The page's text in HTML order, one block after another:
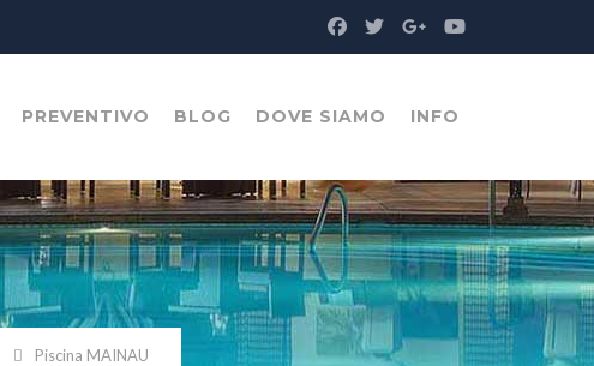
PREVENTIVO BLOG DOVE SIAMO INFO
Piscina MAINAU